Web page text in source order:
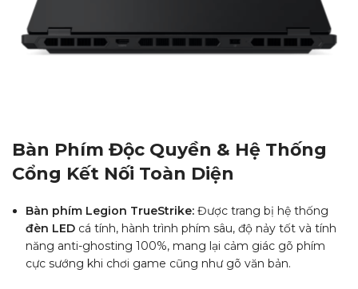
Bàn Phím Độc Quyền & Hệ Thống
Cổng Kết Nối Toàn Diện
Bàn phím Legion TrueStrike: Được trang bị hệ thống
đèn LED cá tính, hành trình phím sâu, độ nảy tốt và tính
năng anti-ghosting 100%, mang lại cảm giác gõ phím
cực sướng khi chơi game cũng như gõ văn bản.